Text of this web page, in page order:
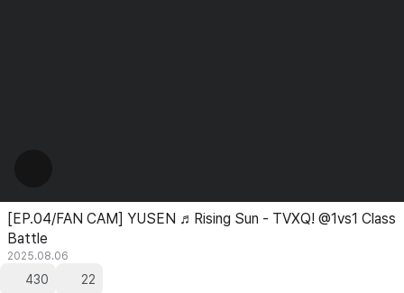
[EP.04/FAN CAM] YUSEN ♬Rising Sun - TVXQ! @1vs1 Class
Battle
2025.08.06
430 22